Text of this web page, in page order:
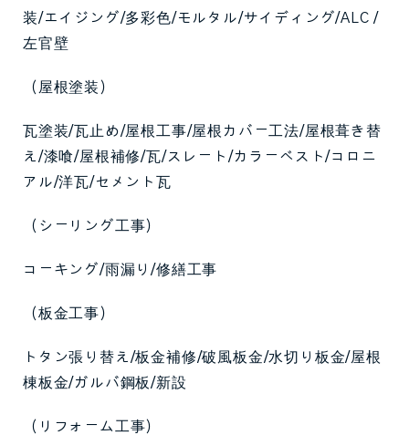
装/エイジング/多彩色/モルタル/サイディング/ALC /
左官壁
（屋根塗装）
瓦塗装/瓦止め/屋根工事/屋根カバー工法/屋根葺き替
え/漆喰/屋根補修/瓦/スレート/カラーベスト/コロニ
アル/洋瓦/セメント瓦
（シーリング工事）
コーキング/雨漏り/修繕工事
（板金工事）
トタン張り替え/板金補修/破風板金/水切り板金/屋根
棟板金/ガルバ鋼板/新設
（リフォーム工事）